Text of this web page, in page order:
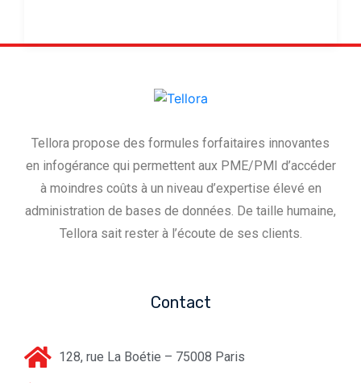
Tellora propose des formules forfaitaires innovantes
en infogérance qui permettent aux PME/PMI d’accéder
à moindres coûts à un niveau d’expertise élevé en
administration de bases de données. De taille humaine,
Tellora sait rester à l’écoute de ses clients.
Contact
128, rue La Boétie – 75008 Paris